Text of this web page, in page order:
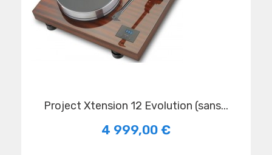
Project Xtension 12 Evolution (sans...
4 999,00 €